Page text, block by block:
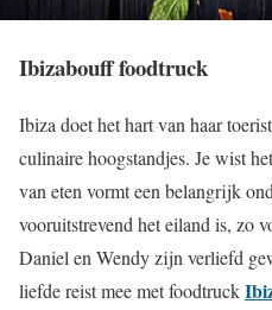
Ibizabouff foodtruck
Ibiza doet het hart van haar
culinaire hoogstandjes. Je wist
van eten vormt een belangrijk
vooruitstrevend het eiland is, zo
Daniel en Wendy zijn verliefd
liefde reist mee met foodtruck